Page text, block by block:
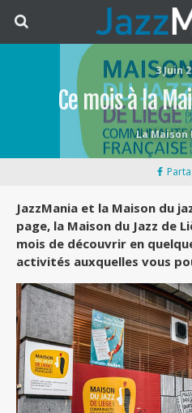
3 Juin
Ce mois à la
La Maison
JazzMania et la Maison du
page, la Maison du Jazz de
mois de découvrir en
activités auxquelles vous